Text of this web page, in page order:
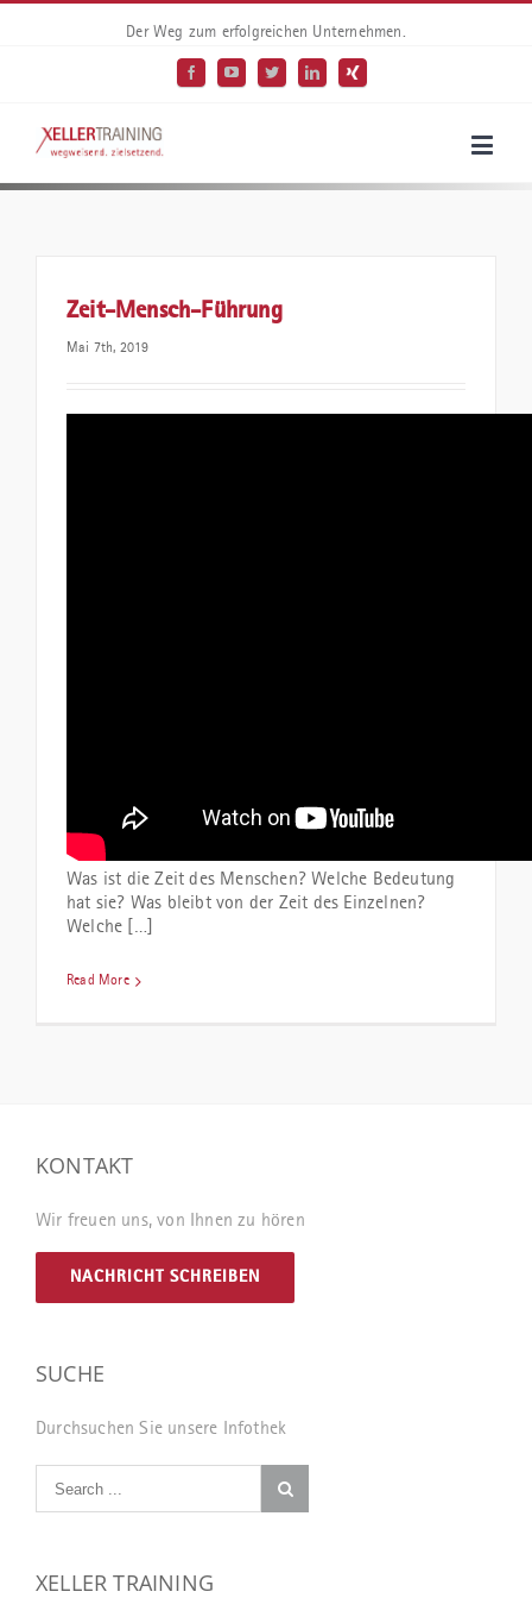
Der Weg zum erfolgreichen Unternehmen.
Zeit-Mensch-Führung
Mai 7th, 2019
Was ist die Zeit des Menschen? Welche Bedeutung
hat sie? Was bleibt von der Zeit des Einzelnen?
Welche […]
Read More
KONTAKT
Wir freuen uns, von Ihnen zu hören
NACHRICHT SCHREIBEN
SUCHE
Durchsuchen Sie unsere Infothek
XELLER TRAINING